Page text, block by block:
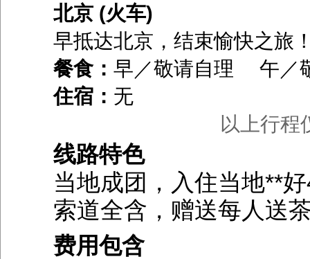
北京 (火车)
早抵达北京，结束愉快之旅
餐食： 早／敬请自理 午
住宿： 无
以上行程
线路特色
当地成团，入住当地**
索道全含，赠送每人送
费用包含